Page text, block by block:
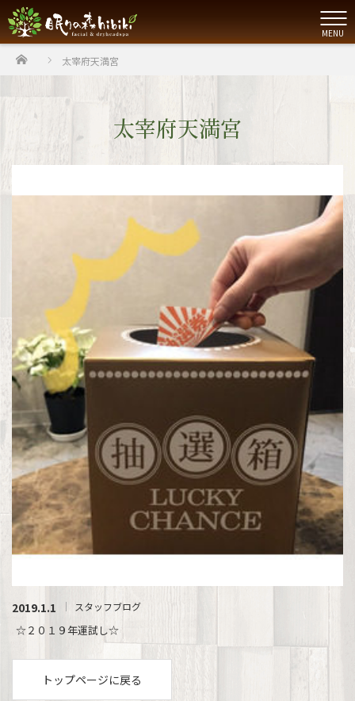
MENU
ホーム 太宰府天満宮
太宰府天満宮
2019.1.1 スタッフブログ
☆２０１９年運試し☆
トップページに戻る